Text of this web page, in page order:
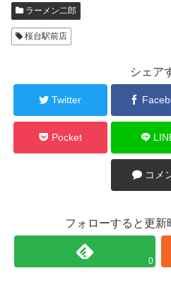
ラーメン二郎
桜台駅前店
シェア
Twitter
Pocket
コメ
フォローすると更新
0